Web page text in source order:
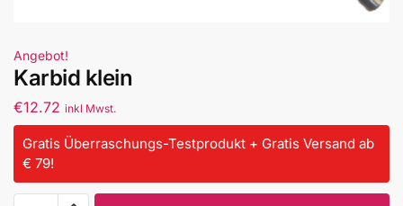
Angebot!
Karbid klein
€12.72 inkl Mwst.
Gratis Überraschungs-Testprodukt + Gratis Versand ab
€ 79!